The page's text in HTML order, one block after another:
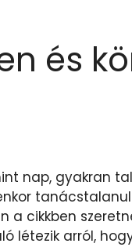
és
nap, gyakran
a cikkben
létezik arról,